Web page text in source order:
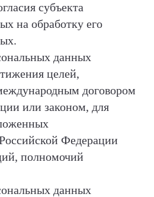
субъекта
на обработку его
данных
целей,
договором
или законом, для
Федерации
полномочий
данных